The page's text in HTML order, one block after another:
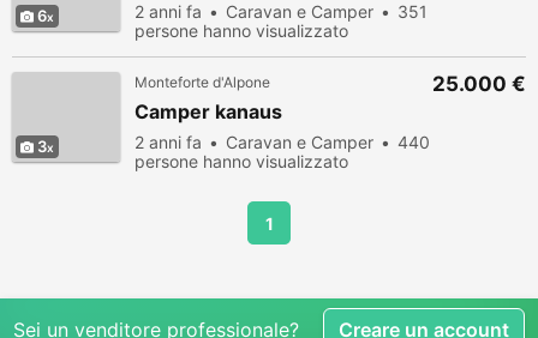
6 2 anni fa Caravan e Camper
351
persone hanno visualizzato
3
Monteforte d'Alpone
Camper kanaus
2 anni fa Caravan e Camper
440
persone hanno visualizzato
25.000 €
1
Sei un venditore professionale? Creare un account